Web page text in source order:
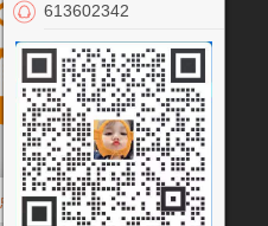
余欢
点击联系客服
613602342